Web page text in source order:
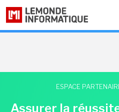
ESPACE
Assurer la